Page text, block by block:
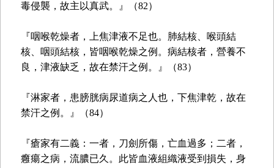
毒侵襲，故主以真武。』（82）
『咽喉乾燥者，上焦津液不足也。肺結核、喉頭結
核、咽頭結核，皆咽喉乾燥之例。病結核者，營養不
良，津液缺乏，故在禁汗之例。』（83）
『淋家者，患膀胱病尿道病之人也，下焦津乾，故在
禁汗之例。』（84）
『瘡家有二義：一者，刀劍所傷，亡血過多；二者，
癰瘍之病，流膿已久。此皆血液組織液受到損失，身